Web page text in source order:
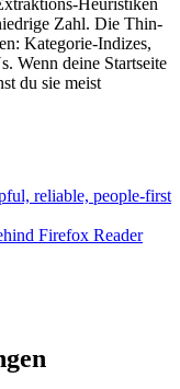
Zahl. Die Thin-
Kategorie-Indizes,
Wenn deine Startseite
du sie meist
reliable, people-first
Firefox Reader